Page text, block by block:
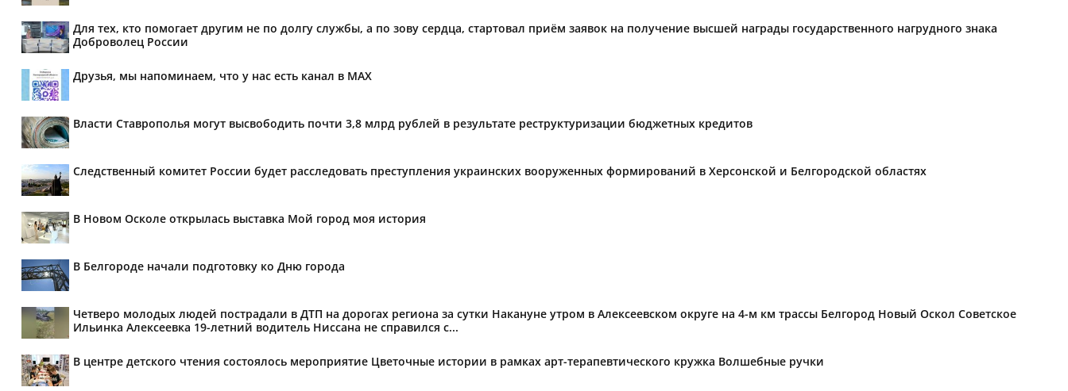
Для тех, кто помогает другим не по долгу службы, а по зову сердца, стартовал приём заявок на получение высшей награды государственного нагрудного знака
Доброволец России
Друзья, мы напоминаем, что у нас есть канал в МАХ
Власти Ставрополья могут высвободить почти 3,8 млрд рублей в результате реструктуризации бюджетных кредитов
Следственный комитет России будет расследовать преступления украинских вооруженных формирований в Херсонской и Белгородской областях
В Новом Осколе открылась выставка Мой город моя история
В Белгороде начали подготовку ко Дню города
Четверо молодых людей пострадали в ДТП на дорогах региона за сутки Накануне утром в Алексеевском округе на 4-м км трассы Белгород Новый Оскол Советское
Ильинка Алексеевка 19-летний водитель Ниссана не справился с...
В центре детского чтения состоялось мероприятие Цветочные истории в рамках арт-терапевтического кружка Волшебные ручки